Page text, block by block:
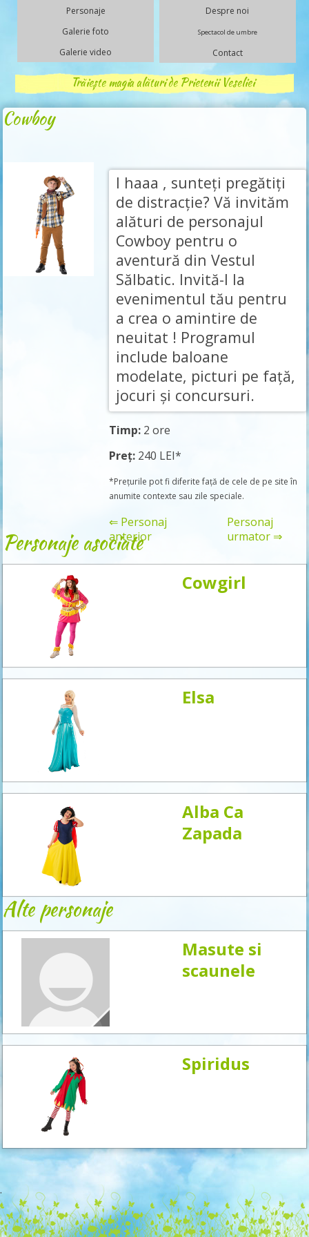
Personaje
Galerie foto
Galerie video
Despre noi
Spectacol de umbre
Contact
Trăiește magia alături de Prietenii Veseliei
Cowboy
I haaa , sunteți pregătiți
de distracție? Vă invităm
alături de personajul
Cowboy pentru o
aventură din Vestul
Sălbatic. Invită-l la
evenimentul tău pentru
a crea o amintire de
neuitat ! Programul
include baloane
modelate, picturi pe față,
jocuri și concursuri.
Timp: 2 ore
Preț: 240 LEI*
*Prețurile pot fi diferite față de cele de pe site în
anumite contexte sau zile speciale.
Rezervă
⇐ Personaj
anterior
Personaj
urmator ⇒
Personaje asociate
Cowgirl
Elsa
Alba Ca
Zapada
Alte personaje
Masute si
scaunele
Spiridus